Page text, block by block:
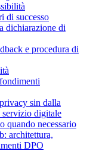
di successo
dichiarazione di
e procedura di
sin dalla
servizio digitale
quando necessario
architettura,
DPO